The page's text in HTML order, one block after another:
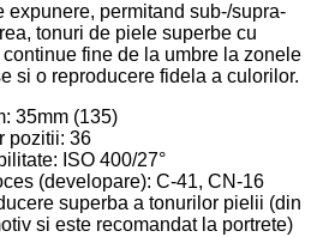
expunere, permitand sub-/supra-
tonuri de piele superbe cu
fine de la umbre la zonele
si o reproducere fidela a culorilor.
35mm (135)
pozitii: 36
ISO 400/27°
(developare): C-41, CN-16
superba a tonurilor pielii (din
si este recomandat la portrete)